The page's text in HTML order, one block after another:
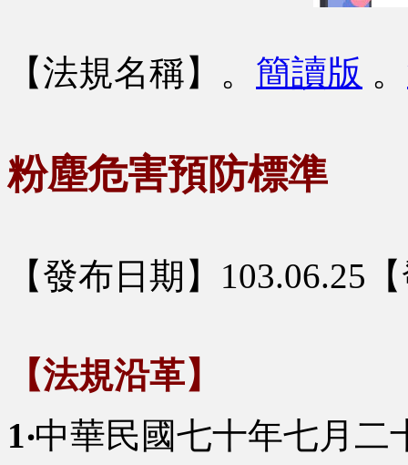
【法規名稱】 。 簡讀版 。
粉塵危害預防標準
【發布日期】103.06.25
【法規沿革】
1‧中華民國七十年七月二